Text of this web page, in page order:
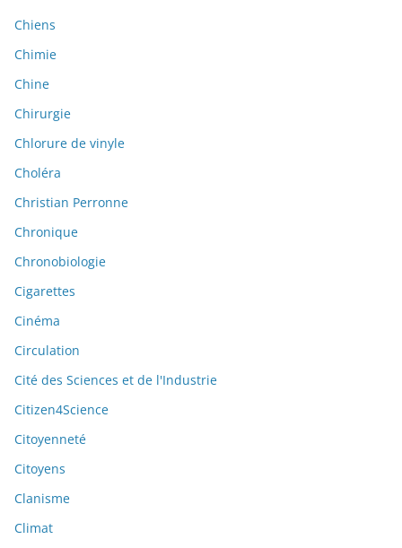
Chiens
Chimie
Chine
Chirurgie
Chlorure de vinyle
Choléra
Christian Perronne
Chronique
Chronobiologie
Cigarettes
Cinéma
Circulation
Cité des Sciences et de l'Industrie
Citizen4Science
Citoyenneté
Citoyens
Clanisme
Climat